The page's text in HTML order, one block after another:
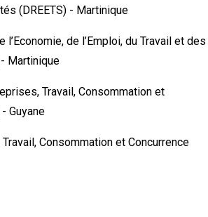
l’Economie, de l’Emploi, du Travail et des
Martinique
Consommation et Concurrence